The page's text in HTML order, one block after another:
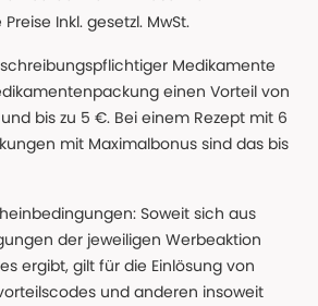
Inkl. gesetzl. MwSt.
Medikamente
einen Vorteil von
bis zu 5 €. Bei einem Rezept mit 6
mit Maximalbonus sind das bis
Soweit sich aus
der jeweiligen Werbeaktion
ergibt, gilt für die Einlösung von
und anderen insoweit